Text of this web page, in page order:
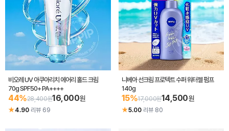
비오레 UV 아쿠아리치 에어리 홀드 크림
70g SPF50+ PA++++
44%28,400원16,000원
★4.90·리뷰 69
니베아 선크림 프로텍트 수퍼 워터젤 펌프
140g
15%17,000원14,500원
★5.00·리뷰 80